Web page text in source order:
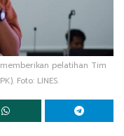
pelatihan Tim
Foto: LINES.